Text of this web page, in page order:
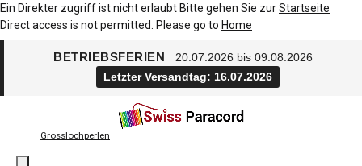
Ein Direkter zugriff ist nicht erlaubt Bitte gehen Sie zurStartseite
Direct access is not permitted. Please go to Home
BETRIEBSFERIEN
20.07.2026 bis 09.08.2026
Letzter Versandtag: 16.07.2026
Grosslochperlen